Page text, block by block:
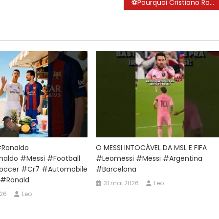
⚽Pourquoi Cristiano Ronaldo a-t-il dit que Lionel Messi était le meilleur⚽😍 !! #shorts #cristianoronaldo #cristiano
#messi #football
#cr7 #automobile
Leo
O MESSI INTOCÁVEL DA MSL E FIFA
#leomessi #messi #argentina
#barcelona
31 mai 2026 Leo